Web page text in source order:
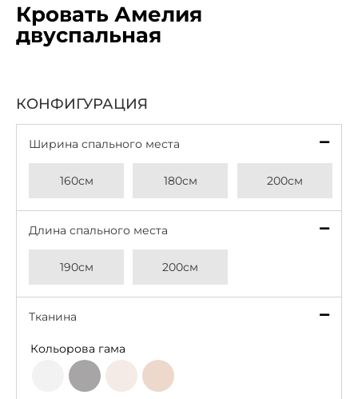
Кровать Амелия
двуспальная
КОНФИГУРАЦИЯ
Ширина спального места
160см 180см 200см
Длина спального места
190см 200см
Тканина
Кольорова гама